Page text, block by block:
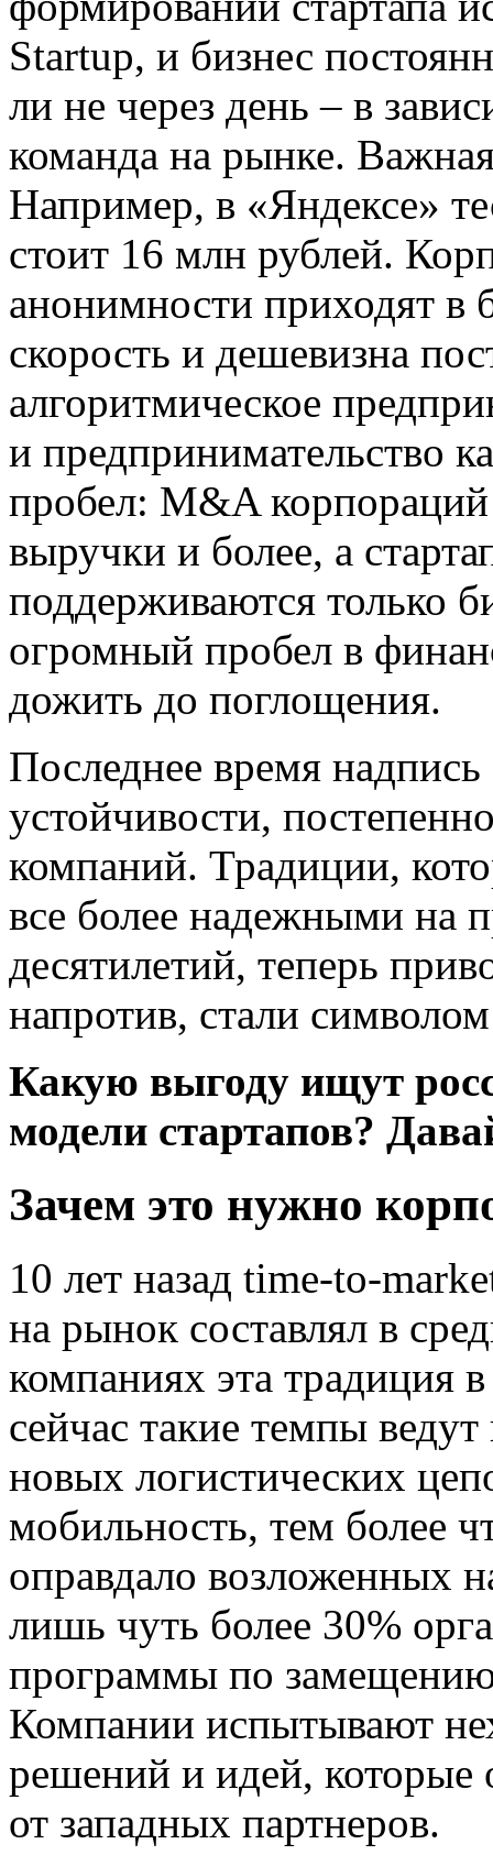
Startup, и бизнес
ли не через день – в
команда на рынке.
Например, в «Яндексе»
стоит 16 млн рублей.
анонимности приходят в
скорость и дешевизна
алгоритмическое
и предпринимательство
пробел: M&A
выручки и более, а
поддерживаются только
огромный пробел в
дожить до поглощения.
Последнее время
устойчивости,
компаний. Традиции,
все более надежными на
десятилетий, теперь
напротив, стали
Какую выгоду ищут
модели стартапов?
Зачем это нужно
10 лет назад time-to-
на рынок составлял в
компаниях эта традиция
сейчас такие темпы
новых логистических
мобильность, тем более
оправдало возложенных
лишь чуть более 30%
программы по
Компании испытывают
решений и идей, которые
от западных партнеров.